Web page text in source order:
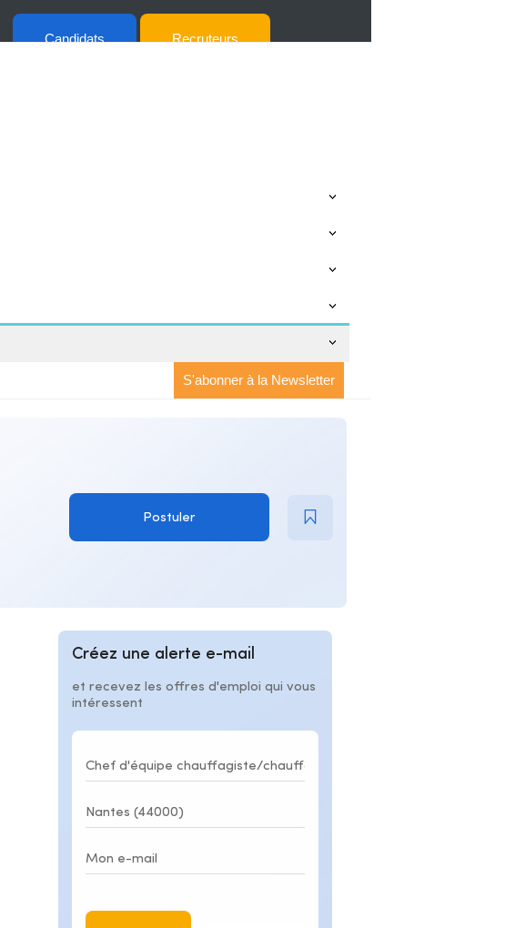
Candidats Recruteurs
S'abonner à la Newsletter
Postuler
Créez une alerte e-mail
et recevez les offres d'emploi qui vous
intéressent